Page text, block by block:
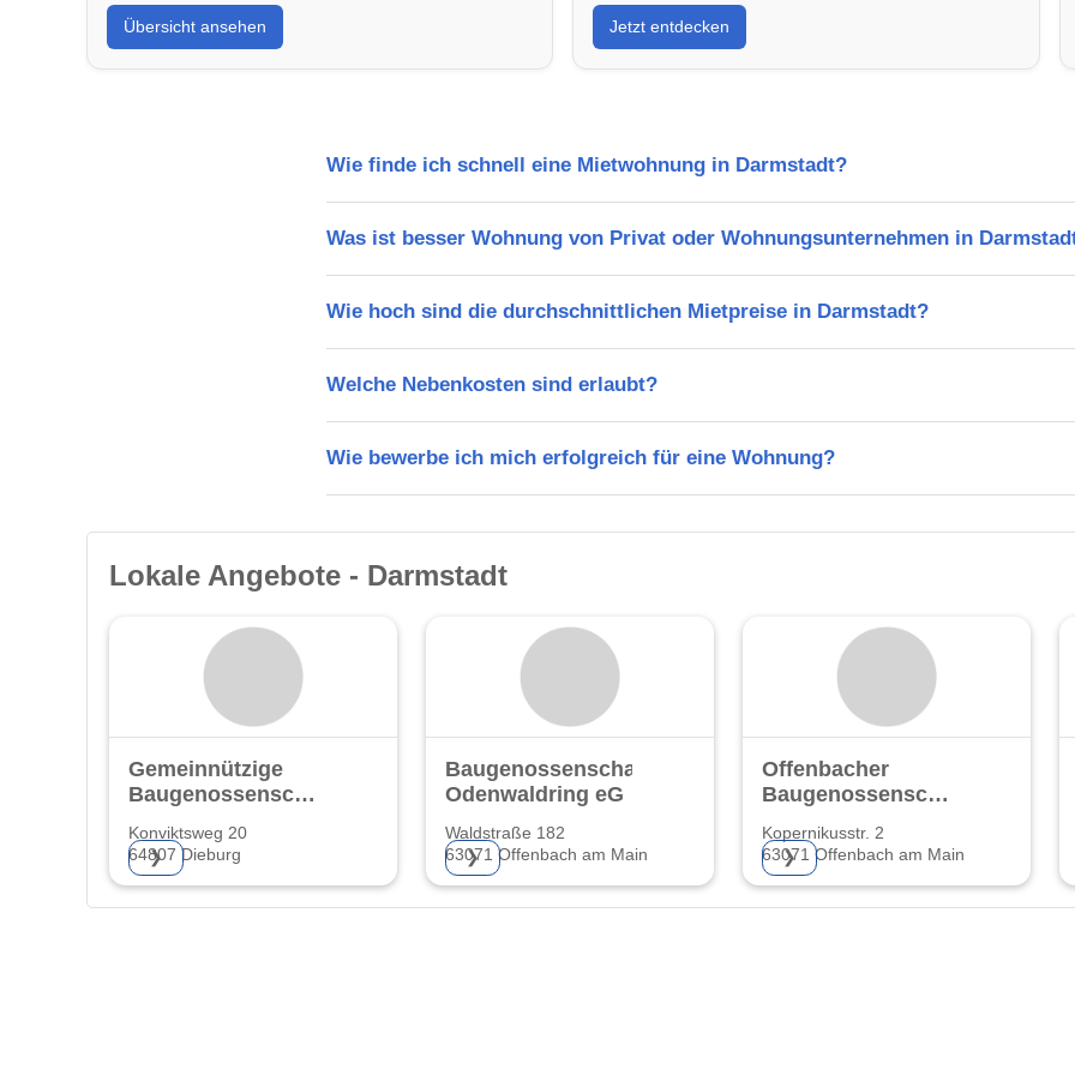
Übersicht ansehen Jetzt entdecken
Wie finde ich schnell eine Mietwohnung in Darmstadt?
Was ist besser Wohnung von Privat oder Wohnungsunternehmen in
Wie hoch sind die durchschnittlichen Mietpreise in Darmstadt?
Welche Nebenkosten sind erlaubt?
Wie bewerbe ich mich erfolgreich für eine Wohnung?
Lokale Angebote - Darmstadt
Gemeinnützige
Baugenossenschaft
Konviktsweg 20
64807 Dieburg
❯
Baugenossenschaft
Odenwaldring eG
Waldstraße 182
63071 Offenbach am Main
❯
Offenbacher
Baugenossenschaft
Kopernikusstr. 2
63071 Offenbach am Main
❯